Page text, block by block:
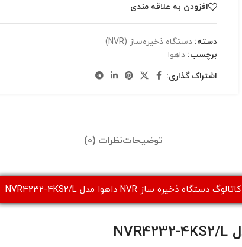
افزودن به علاقه مندی
دسته: دستگاه ذخيره‌ساز (NVR)
برچسب: داهوا
اشتراک گذاری:
توضیحاتنظرات (0)
كاتالوگ دستگاه ذخیره ساز NVR داهوا مدل NVR4232-4KS2/L